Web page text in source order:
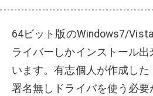
64ビット版のWindows7/
ライバーしかインストール
います。有志個人が作成し
署名無しドライバを使う必要